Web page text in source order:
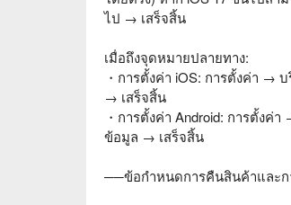
ไป → เสร็จสิ้น
เมื่อถึงจุดหมายปลายทาง:
・การตั้งค่า iOS: การตั้งค่า →
→ เสร็จสิ้น
・การตั้งค่า Android: การตั้ง
ข้อมูล → เสร็จสิ้น
──ข้อกำหนดการคืนสินค้าและ